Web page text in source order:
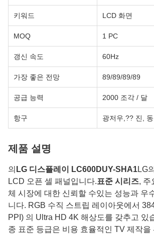
키워드 LCD 화면
MOQ 1 PC
갱신 속도 60Hz
가장 좋은 전망 89/89/89/89
공급 능력 2000 조각 / 달
항구 광저우,?? 진,
제품 설명
의 LG 디스플레이 LC600DUY-SHA1LG
LCD 오픈 셀 패널입니다.표준 시리즈, 주
체 시장에 대한 신뢰할 수있는 성능과 우
니다. RGB 수직 스트립 레이아웃에서
PPI) 의 Ultra HD 4K 해상도를 갖추고 있
종 표준 등급은 비용 효율적인 TV 제작을